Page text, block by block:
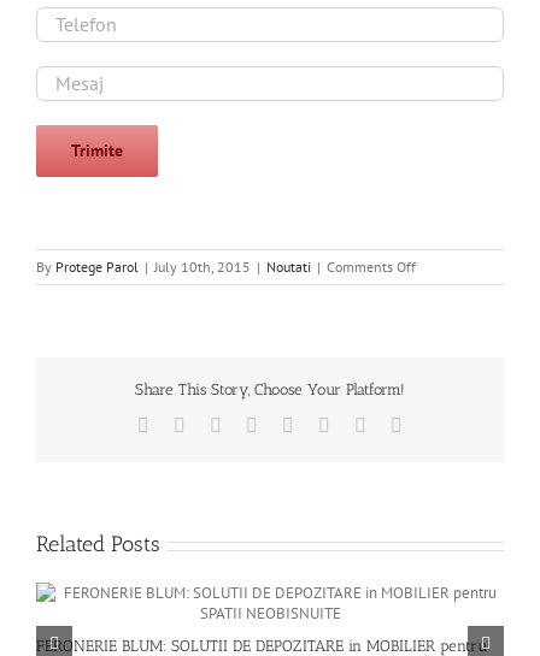
By Protege Parol | July 10th, 2015 | Noutati | Comments Offon
Coli
Share This Story, Choose Your Platform!
Facebook Reddit LinkedIn
TumblrPinterest
Related Posts
FERONERIE BLUM: SOLUTII DE DEPOZITARE in MOBILIER pentru